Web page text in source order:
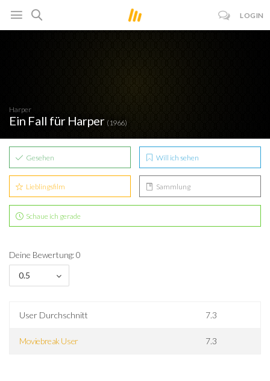
LOGIN
Harper
Ein Fall für Harper (1966)
Gesehen Will ich sehen
Lieblingsfilm Sammlung
Schaue ich gerade
Deine Bewertung: 0
0.5
User Durchschnitt 7.3
Moviebreak User 7.3